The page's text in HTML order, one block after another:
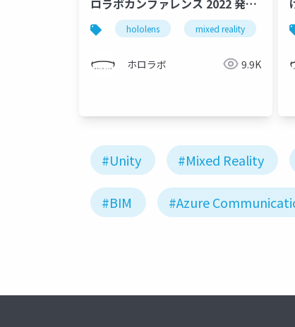
スライド）
hololens mixed reality
ホロラボ 9.9K
#Unity #Mixed Reality
#BIM #Azure